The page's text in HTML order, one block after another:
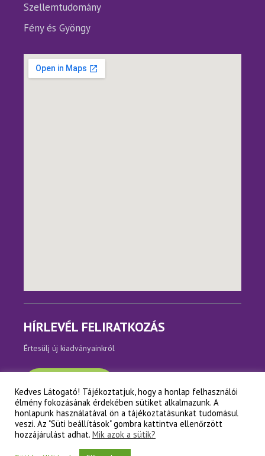
Szellemtudomány
Fény és Gyöngy
HÍRLEVÉL FELIRATKOZÁS
Értesülj új kiadványainkról
Copyright © Napfényes Élet Alapítvány
Kedves Látogató! Tájékoztatjuk, hogy a honlap felhasználói
élmény fokozásának érdekében sütiket alkalmazunk. A
honlapunk használatával ön a tájékoztatásunkat tudomásul
veszi. Az "Süti beállítások" gombra kattintva ellenőrzött
hozzájárulást adhat. Mik azok a sütik?